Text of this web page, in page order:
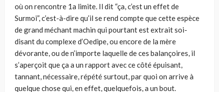
où on rencontre 1a limite. Il dit “ça, c’est un effet de
Surmoi”, c’est-à-dire qu’il se rend compte que cette espèce
de grand méchant machin qui pourtant est extrait soi-
disant du complexe d’Oedipe, ou encore de la mère
dévorante, ou de n’importe laquelle de ces balançoires, il
s’aperçoit que ça a un rapport avec ce côté épuisant,
tannant, nécessaire, répété surtout, par quoi on arrive à
quelque chose qui, en effet, quelquefois, a un bout.